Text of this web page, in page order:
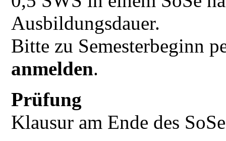
Ausbildungsdauer.
Bitte zu Semesterbeginn
anmelden.
Prüfung
Klausur am Ende des